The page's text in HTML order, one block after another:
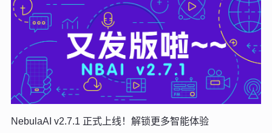
NebulaAI v2.7.1 正式上线！解锁更多智能体验